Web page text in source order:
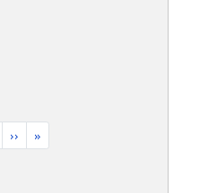
Page suivante
›› Dernière page
»